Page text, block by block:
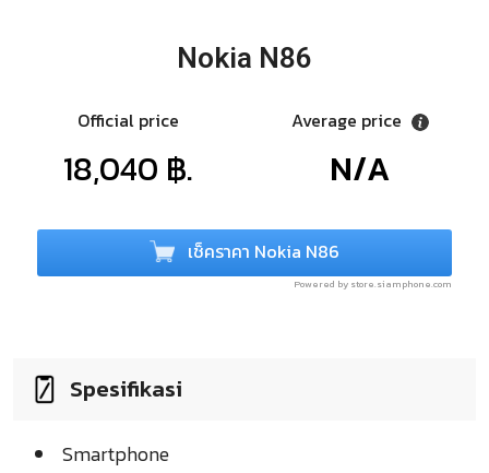
Nokia N86
Official price
18,040 ฿.
Average price
N/A
เช็คราคา Nokia N86
Powered by store.siamphone.com
Spesifikasi
Smartphone